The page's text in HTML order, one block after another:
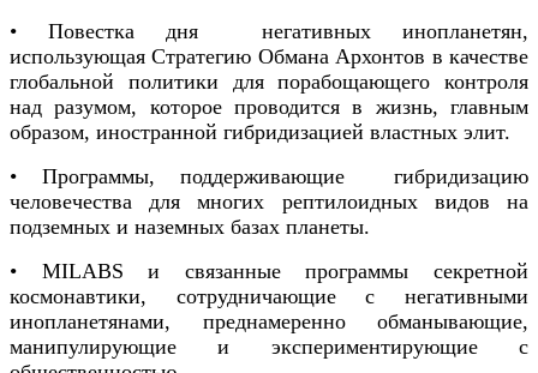
• Повестка дня негативных инопланетян,
использующая Стратегию Обмана Архонтов в качестве
глобальной политики для порабощающего контроля
над разумом, которое проводится в жизнь, главным
образом, иностранной гибридизацией властных элит.
• Программы, поддерживающие гибридизацию
человечества для многих рептилоидных видов на
подземных и наземных базах планеты.
• MILABS и связанные программы секретной
космонавтики, сотрудничающие с негативными
инопланетянами, преднамеренно обманывающие,
манипулирующие и экспериментирующие с